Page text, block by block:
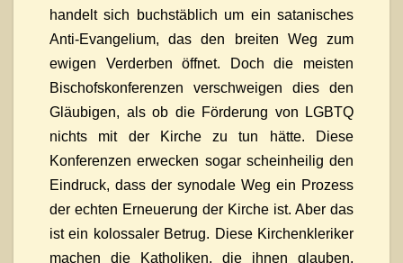
handelt sich buchstäblich um ein satanisches
Anti-Evangelium, das den breiten Weg zum
ewigen Verderben öffnet. Doch die meisten
Bischofskonferenzen verschweigen dies den
Gläubigen, als ob die Förderung von LGBTQ
nichts mit der Kirche zu tun hätte. Diese
Konferenzen erwecken sogar scheinheilig den
Eindruck, dass der synodale Weg ein Prozess
der echten Erneuerung der Kirche ist. Aber das
ist ein kolossaler Betrug. Diese Kirchenkleriker
machen die Katholiken, die ihnen glauben,